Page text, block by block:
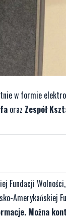
w formie
oraz Zespół
Fundacji
Amerykańskiej
Można